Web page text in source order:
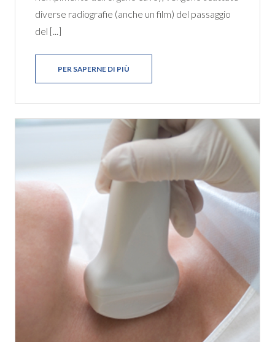
diverse radiografie (anche un film) del passaggio
del [...]
PER SAPERNE DI PIÙ